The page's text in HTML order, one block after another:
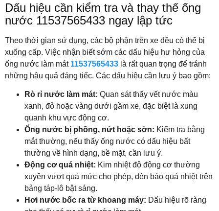
Dấu hiệu cần kiểm tra và thay thế ống
nước 11537565433 ngay lập tức
Theo thời gian sử dụng, các bộ phận trên xe đều có thể bị
xuống cấp. Việc nhận biết sớm các dấu hiệu hư hỏng của
ống nước làm mát 11537565433 là rất quan trọng để tránh
những hậu quả đáng tiếc. Các dấu hiệu cần lưu ý bao gồm:
Rò rỉ nước làm mát: Quan sát thấy vết nước màu
xanh, đỏ hoặc vàng dưới gầm xe, đặc biệt là xung
quanh khu vực động cơ.
Ống nước bị phồng, nứt hoặc sờn: Kiểm tra bằng
mắt thường, nếu thấy ống nước có dấu hiệu bất
thường về hình dạng, bề mặt, cần lưu ý.
Động cơ quá nhiệt: Kim nhiệt độ động cơ thường
xuyên vượt quá mức cho phép, đèn báo quá nhiệt trên
bảng táp-lô bật sáng.
Hơi nước bốc ra từ khoang máy: Dấu hiệu rõ ràng